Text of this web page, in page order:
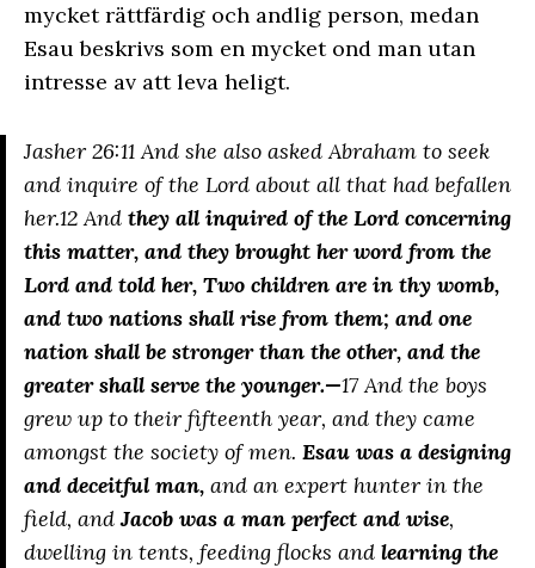
mycket rättfärdig och andlig person, medan
Esau beskrivs som en mycket ond man utan
intresse av att leva heligt.
Jasher 26:11 And she also asked Abraham to seek
and inquire of the Lord about all that had befallen
her.12 And they all inquired of the Lord concerning
this matter, and they brought her word from the
Lord and told her, Two children are in thy womb,
and two nations shall rise from them; and one
nation shall be stronger than the other, and the
greater shall serve the younger.—17 And the boys
grew up to their fifteenth year, and they came
amongst the society of men. Esau was a designing
and deceitful man, and an expert hunter in the
field, andJacob was a man perfect and wise,
dwelling in tents, feeding flocks and learning the